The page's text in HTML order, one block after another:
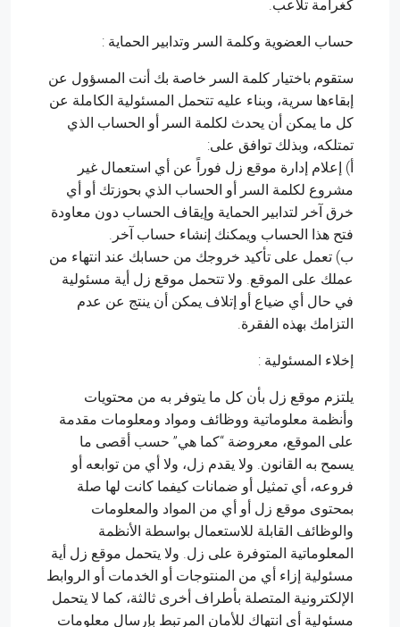
كغرامة تلاعب.
حساب العضوية وكلمة السر وتدابير الحماية :
ستقوم باختيار كلمة السر خاصة بك أنت المسؤول عن
إبقاءها سرية، وبناء عليه تتحمل المسئولية الكاملة عن
كل ما يمكن أن يحدث لكلمة السر أو الحساب الذي
تمتلكه، وبذلك توافق على:
أ) إعلام إدارة موقع زل فوراً عن أي استعمال غير
مشروع لكلمة السر أو الحساب الذي بحوزتك أو أي
خرق آخر لتدابير الحماية وإيقاف الحساب دون معاودة
فتح هذا الحساب ويمكنك إنشاء حساب آخر.
ب) تعمل على تأكيد خروجك من حسابك عند انتهاء من
عملك على الموقع. ولا تتحمل موقع زل أية مسئولية
في حال أي ضياع أو إتلاف يمكن أن ينتج عن عدم
التزامك بهذه الفقرة.
إخلاء المسئولية :
يلتزم موقع زل بأن كل ما يتوفر به من محتويات
وأنظمة معلوماتية ووظائف ومواد ومعلومات مقدمة
على الموقع، معروضة “كما هي” حسب أقصى ما
يسمح به القانون. ولا يقدم زل، ولا أي من توابعه أو
فروعه، أي تمثيل أو ضمانات كيفما كانت لها صلة
بمحتوى موقع زل أو أي من المواد والمعلومات
والوظائف القابلة للاستعمال بواسطة الأنظمة
المعلوماتية المتوفرة على زل. ولا يتحمل موقع زل أية
مسئولية إزاء أي من المنتوجات أو الخدمات أو الروابط
الإلكترونية المتصلة بأطراف أخرى ثالثة، كما لا يتحمل
مسئولية أي انتهاك للأمان المرتبط بإرسال معلومات